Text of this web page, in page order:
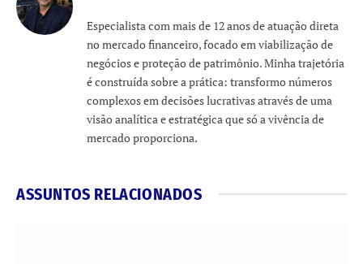
Especialista com mais de 12 anos de atuação direta
no mercado financeiro, focado em viabilização de
negócios e proteção de patrimônio. Minha trajetória
é construída sobre a prática: transformo números
complexos em decisões lucrativas através de uma
visão analítica e estratégica que só a vivência de
mercado proporciona.
ASSUNTOS RELACIONADOS